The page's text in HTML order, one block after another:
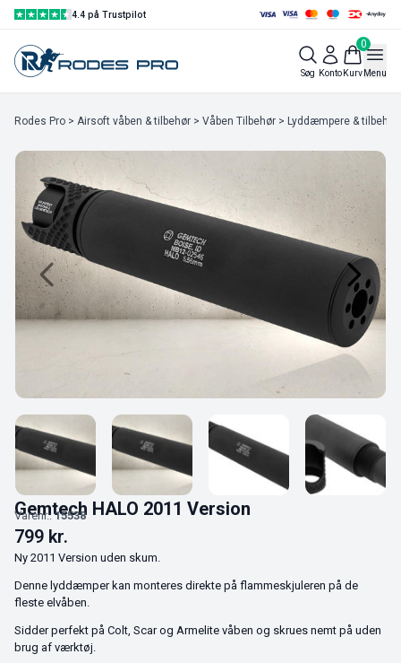
4.4 på Trustpilot
Søg Konto
0
KurvMenu
Rodes Pro > Airsoft våben & tilbehør > Våben Tilbehør > Lyddæmpere &
Gemtech HALO 2011 Version
Varenr.:15538
799 kr.
Ny 2011 Version uden skum.
Denne lyddæmper kan monteres direkte på flammeskjuleren på de
fleste elvåben.
Sidder perfekt på Colt, Scar og Armelite våben og skrues nemt på uden
brug af værktøj.